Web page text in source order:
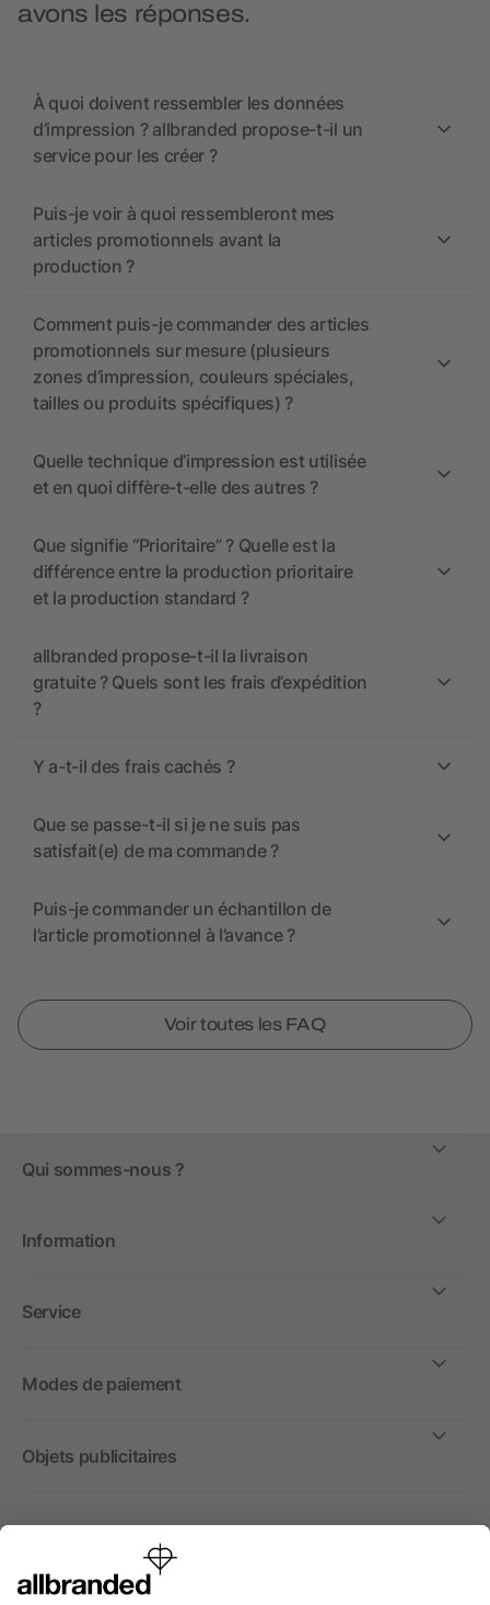
avons les réponses.
À quoi doivent ressembler les données
d’impression ? allbranded propose-t-il un
service pour les créer ?
Puis-je voir à quoi ressembleront mes
articles promotionnels avant la
production ?
Comment puis-je commander des articles
promotionnels sur mesure (plusieurs
zones d’impression, couleurs spéciales,
tailles ou produits spécifiques) ?
Quelle technique d’impression est utilisée
et en quoi diffère-t-elle des autres ?
Que signifie “Prioritaire” ? Quelle est la
différence entre la production prioritaire
et la production standard ?
allbranded propose-t-il la livraison
gratuite ? Quels sont les frais d’expédition
?
Y a-t-il des frais cachés ?
Que se passe-t-il si je ne suis pas
satisfait(e) de ma commande ?
Puis-je commander un échantillon de
l’article promotionnel à l’avance ?
Voir toutes les FAQ
Qui sommes-nous ?
Information
Service
Modes de paiement
Objets publicitaires
International